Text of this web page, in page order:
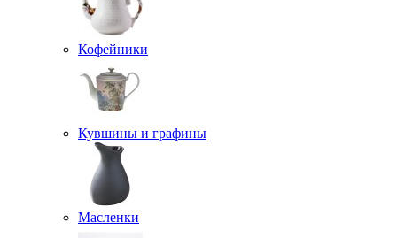
Кофейники
Кувшины и графины
Масленки